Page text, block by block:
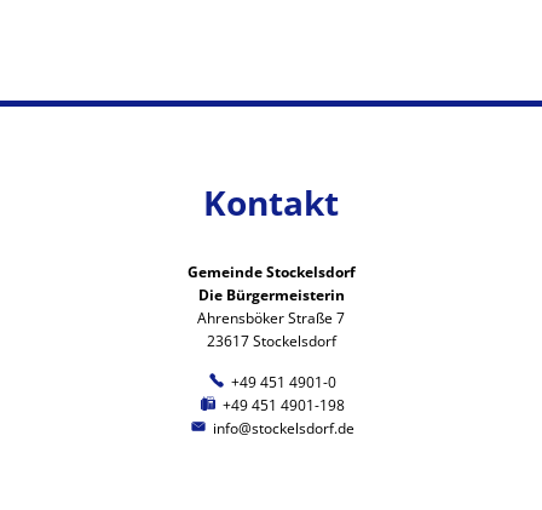
Kontakt
Gemeinde Stockelsdorf
Die Bürgermeisterin
Ahrensböker Straße 7
23617 Stockelsdorf
+49 451 4901-0
+49 451 4901-198
info@stockelsdorf.de